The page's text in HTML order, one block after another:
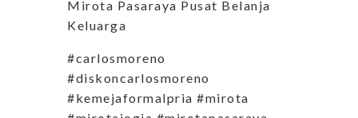
Mirota Pasaraya Pusat Belanja
Keluarga
#carlosmoreno
#diskoncarlosmoreno
#kemejaformalpria #mirota